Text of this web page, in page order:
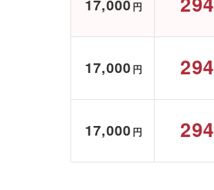
17,000 円
17,000 円 294
17,000 円 294